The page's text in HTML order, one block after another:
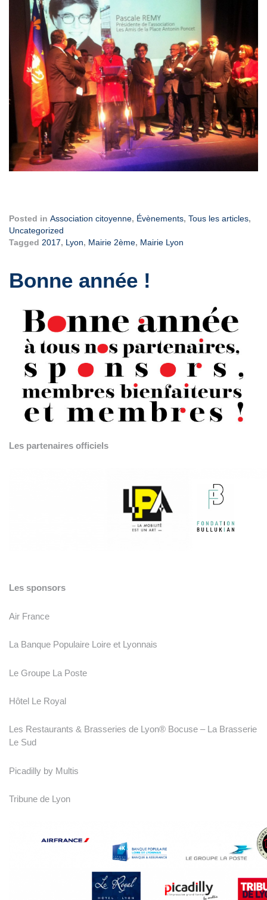
Posted in Association citoyenne, Évènements, Tous les articles,
Uncategorized
Tagged 2017, Lyon, Mairie 2ème, Mairie Lyon
Bonne année !
Les partenaires officiels
Les sponsors
Air France
La Banque Populaire Loire et Lyonnais
Le Groupe La Poste
Hôtel Le Royal
Les Restaurants & Brasseries de Lyon® Bocuse – La Brasserie
Le Sud
Picadilly by Multis
Tribune de Lyon